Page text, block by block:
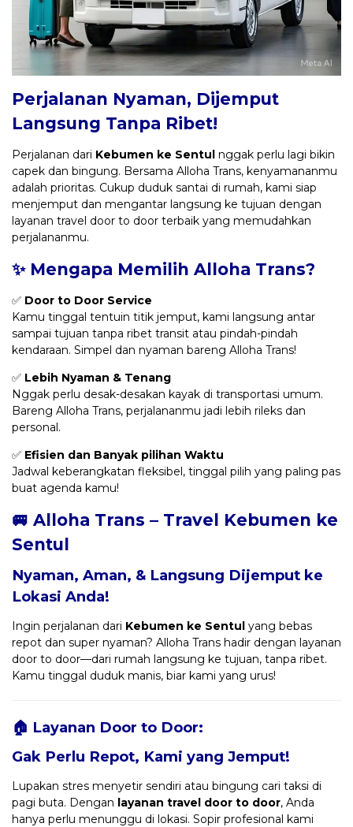
Perjalanan Nyaman, Dijemput
Langsung Tanpa Ribet!
Perjalanan dari Kebumen ke Sentul nggak perlu lagi bikin
capek dan bingung. Bersama Alloha Trans, kenyamananmu
adalah prioritas. Cukup duduk santai di rumah, kami siap
menjemput dan mengantar langsung ke tujuan dengan
layanan travel door to door terbaik yang memudahkan
perjalananmu.
✨ Mengapa Memilih Alloha Trans?
✅ Door to Door Service
Kamu tinggal tentuin titik jemput, kami langsung antar
sampai tujuan tanpa ribet transit atau pindah-pindah
kendaraan. Simpel dan nyaman bareng Alloha Trans!
✅ Lebih Nyaman & Tenang
Nggak perlu desak-desakan kayak di transportasi umum.
Bareng Alloha Trans, perjalananmu jadi lebih rileks dan
personal.
✅ Efisien dan Banyak pilihan Waktu
Jadwal keberangkatan fleksibel, tinggal pilih yang paling pas
buat agenda kamu!
🚐 Alloha Trans – Travel Kebumen ke
Sentul
Nyaman, Aman, & Langsung Dijemput ke
Lokasi Anda!
Ingin perjalanan dari Kebumen ke Sentul yang bebas
repot dan super nyaman? Alloha Trans hadir dengan layanan
door to door—dari rumah langsung ke tujuan, tanpa ribet.
Kamu tinggal duduk manis, biar kami yang urus!
🏠 Layanan Door to Door:
Gak Perlu Repot, Kami yang Jemput!
Lupakan stres menyetir sendiri atau bingung cari taksi di
pagi buta. Dengan layanan travel door to door, Anda
hanya perlu menunggu di lokasi. Sopir profesional kami